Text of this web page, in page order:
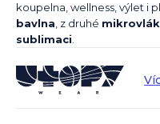
koupelna, wellness, výlet i
bavlna, z druhé
sublimaci.